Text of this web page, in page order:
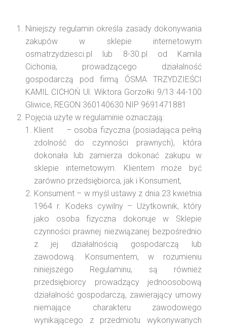
Niniejszy regulamin określa zasady dokonywania
zakupów w sklepie internetowym
osmatrzydziesci.pl lub 8-30.pl od Kamila
Cichonia, prowadzącego działalność
gospodarczą pod firmą ÓSMA TRZYDZIEŚCI
KAMIL CICHOŃ Ul. Wiktora Gorzołki 9/13 44-100
Gliwice, REGON 360140630 NIP 9691471881
Pojęcia użyte w regulaminie oznaczają:
Klient – osoba fizyczna (posiadająca pełną
zdolność do czynności prawnych), która
dokonała lub zamierza dokonać zakupu w
sklepie internetowym. Klientem może być
zarówno przedsiębiorca, jak i Konsument,
Konsument – w myśl ustawy z dnia 23 kwietnia
1964 r. Kodeks cywilny – Użytkownik, który
jako osoba fizyczna dokonuje w Sklepie
czynności prawnej niezwiązanej bezpośrednio
z jej działalnością gospodarczą lub
zawodową. Konsumentem, w rozumieniu
niniejszego Regulaminu, są również
przedsiębiorcy prowadzący jednoosobową
działalność gospodarczą, zawierający umowy
niemające charakteru zawodowego
wynikającego z przedmiotu wykonywanych